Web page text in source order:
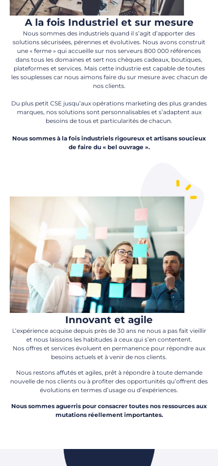
A la fois Industriel et sur mesure
Nous sommes des industriels quand il s’agit d’apporter des
solutions sécurisées, pérennes et évolutives. Nous avons construit
une « ferme » qui accueille sur nos serveurs 800 000 références
dans tous les domaines et sert nos chèques cadeaux, boutiques,
plateformes et services. Mais cette industrie est capable de toutes
les souplesses car nous aimons faire du sur mesure avec chacun de
nos clients.
Du plus petit CSE jusqu’aux opérations marketing des plus grandes
marques, nos solutions sont personnalisables et s’adaptent aux
besoins de tous et particularités de chacun.
Nous sommes à la fois industriels rigoureux et artisans soucieux
de faire du « bel ouvrage ».
Innovant et agile
L’expérience acquise depuis près de 30 ans ne nous a pas fait vieillir
et nous laissons les habitudes à ceux qui s’en contentent.
Nos offres et services évoluent en permanence pour répondre aux
besoins actuels et à venir de nos clients.
Nous restons affutés et agiles, prêt à répondre à toute demande
nouvelle de nos clients ou à profiter des opportunités qu’offrent des
évolutions en termes d’usage ou d’expériences.
Nous sommes aguerris pour consacrer toutes nos ressources aux
mutations réellement importantes.